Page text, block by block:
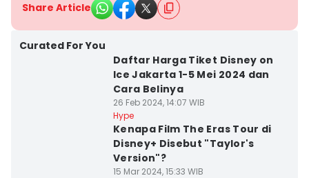
Share Article
Curated For You
Daftar Harga Tiket Disney on
Ice Jakarta 1-5 Mei 2024 dan
Cara Belinya
26 Feb 2024, 14:07 WIB
Hype
Kenapa Film The Eras Tour di
Disney+ Disebut "Taylor's
Version"?
15 Mar 2024, 15:33 WIB